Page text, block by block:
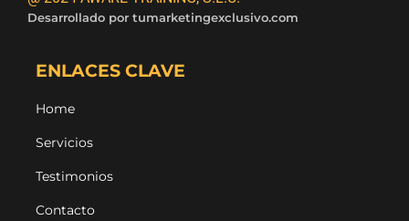
Desarrollado por tumarketingexclusivo.com
ENLACES CLAVE
Home
Servicios
Testimonios
Contacto